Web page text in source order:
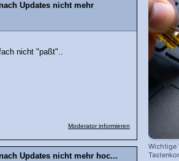
Updates nicht mehr
nicht "paßt"..
Moderator informieren
Updates nicht mehr hoc...
Wichtige